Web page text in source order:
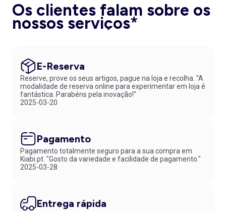
Os clientes falam sobre os
nossos serviços*
E-Reserva
Reserve, prove os seus artigos, pague na loja e recolha. "A
modalidade de reserva online para experimentar em loja é
fantástica. Parabéns pela inovação!"
2025-03-20
Pagamento
Pagamento totalmente seguro para a sua compra em
Kiabi.pt. "Gosto da variedade e facilidade de pagamento."
2025-03-28
Entrega rápida